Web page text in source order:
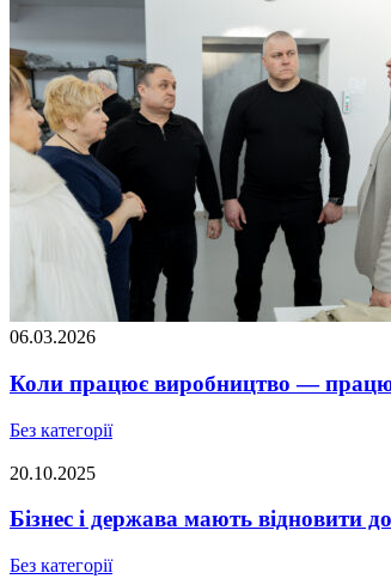
06.03.2026
Коли працює виробництво —
Без категорії
20.10.2025
Бізнес і держава мають відновити
Без категорії